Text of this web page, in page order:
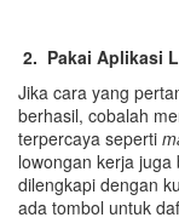
2. Pakai Aplikasi
Jika cara yang
berhasil, cobalah
terpercaya seperti
lowongan kerja
dilengkapi dengan
ada tombol untuk